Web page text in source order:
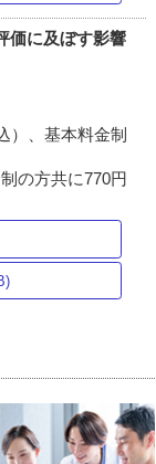
価に及ぼす影響
）、基本料金制
の方共に770円